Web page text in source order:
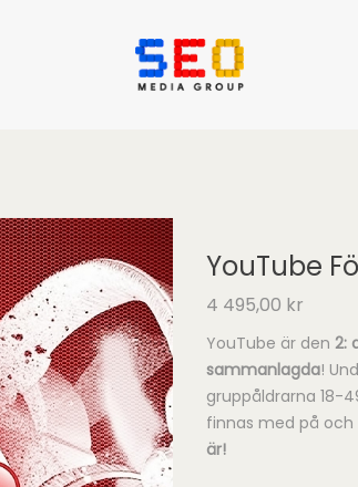
YouTube
4 495,00 kr
YouTube är den 2:
sammanlagda!
gruppåldrarna 18-
finnas med på
är!